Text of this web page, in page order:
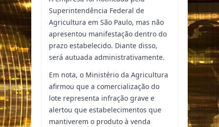
Superintendência Federal de
Agricultura em São Paulo, mas não
apresentou manifestação dentro do
prazo estabelecido. Diante disso,
será autuada administrativamente.
Em nota, o Ministério da Agricultura
afirmou que a comercialização do
lote representa infração grave e
alertou que estabelecimentos que
mantiverem o produto à venda